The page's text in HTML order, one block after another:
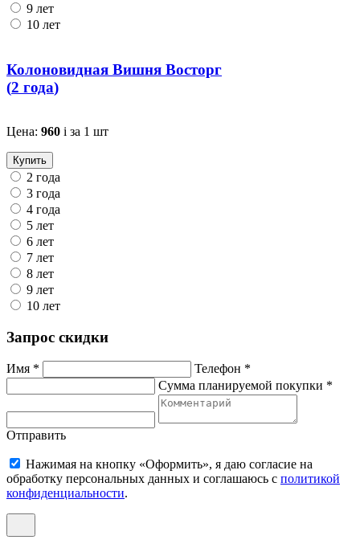
9 лет
10 лет
Колоновидная Вишня Восторг
(2 года)
Цена: 960 i за 1 шт
Купить
2 года
3 года
4 года
5 лет
6 лет
7 лет
8 лет
9 лет
10 лет
Запрос скидки
Имя *
Телефон *
Сумма планируемой покупки *
Отправить
Нажимая на кнопку «Оформить», я даю согласие на
обработку персональных данных и соглашаюсь c политикой
конфиденциальности.